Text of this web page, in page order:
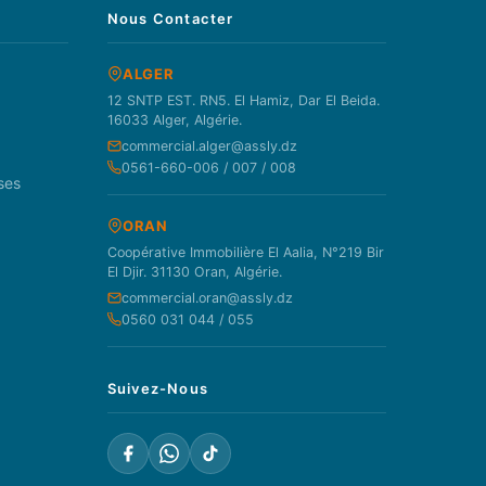
Nous Contacter
ALGER
12 SNTP EST. RN5. El Hamiz, Dar El Beida.
16033 Alger, Algérie.
commercial.alger@assly.dz
0561-660-006 / 007 / 008
ORAN
Coopérative Immobilière El Aalia, N°219 Bir
El Djir. 31130 Oran, Algérie.
commercial.oran@assly.dz
0560 031 044 / 055
Suivez-Nous